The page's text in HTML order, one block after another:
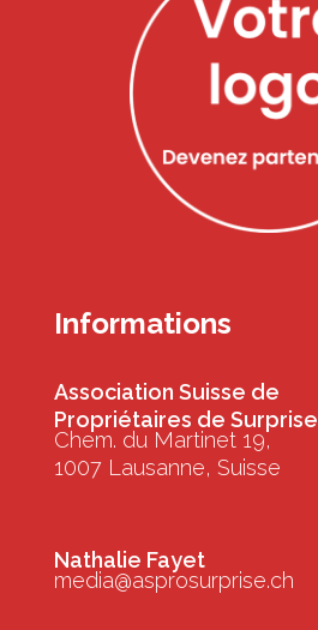
Informations
Association Suisse de
Propriétaires de Surprise
Chem. du Martinet 19,
1007 Lausanne, Suisse
Nathalie Fayet
media@asprosurprise.ch